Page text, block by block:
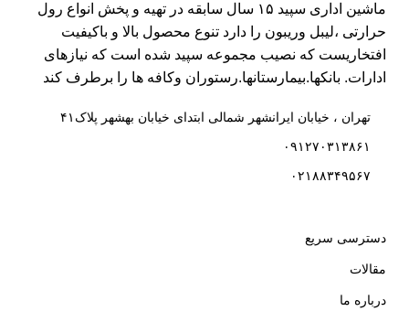
ماشین اداری سپید ۱۵ سال سابقه در تهیه و پخش انواع رول
حرارتی ،لیبل وریبون را دارد تنوع محصول بالا و باکیفیت
افتخاریست که نصیب مجموعه سپید شده است که نیازهای
ادارات. بانکها.بیمارستانها.رستوران و‌کافه ها را برطرف کند
تهران ، خیابان ایرانشهر شمالی ابتدای خیابان بهشهر پلاک۴۱
۰۹۱۲۷۰۳۱۳۸۶۱
۰۲۱۸۸۳۴۹۵۶۷
دسترسی سریع
مقالات
درباره ما